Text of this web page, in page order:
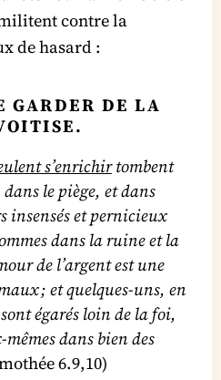
contre la
de hasard :
GARDER DE LA
s’enrichirtombent
le piège, et dans
insensés et pernicieux
dans la ruine et la
de l’argent est une
; et quelques-uns, en
égarés loin de la foi,
mêmes dans bien des
6.9,10)